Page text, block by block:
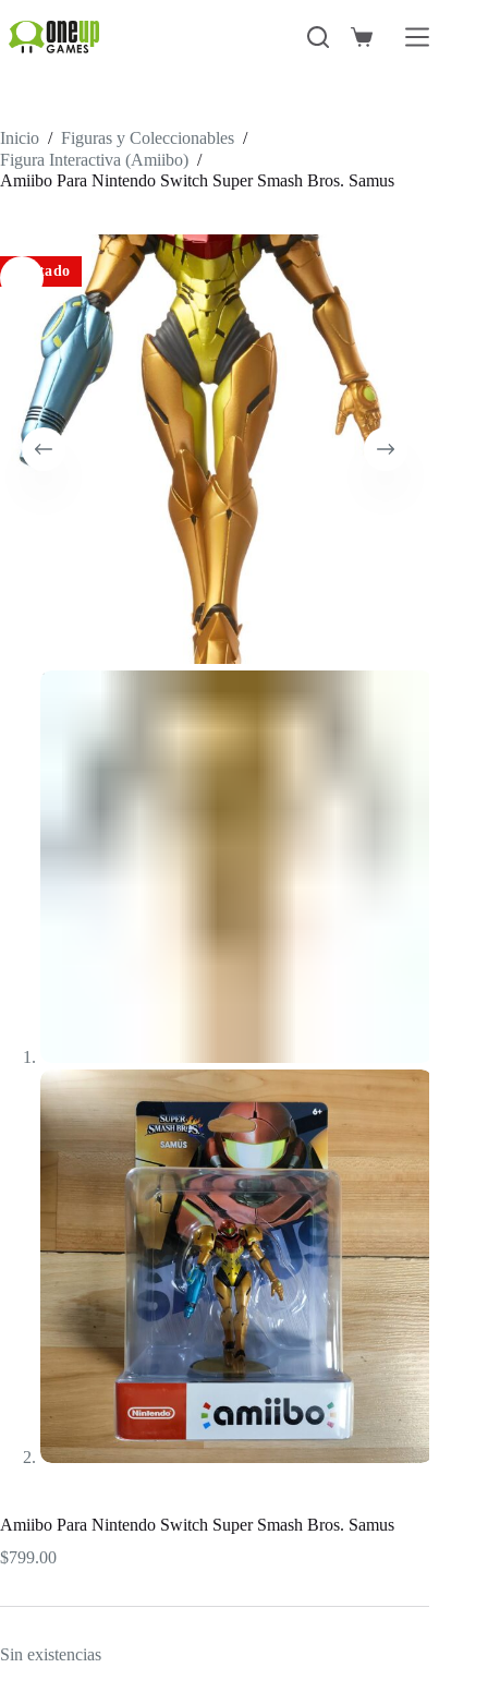
al
contenido
Carro
Inicio / Figuras y Coleccionables /
Figura Interactiva (Amiibo) /
Amiibo Para Nintendo Switch Super Smash Bros. Samus
Agotado
Amiibo Para Nintendo Switch Super Smash Bros. Samus
$799.00
Sin existencias